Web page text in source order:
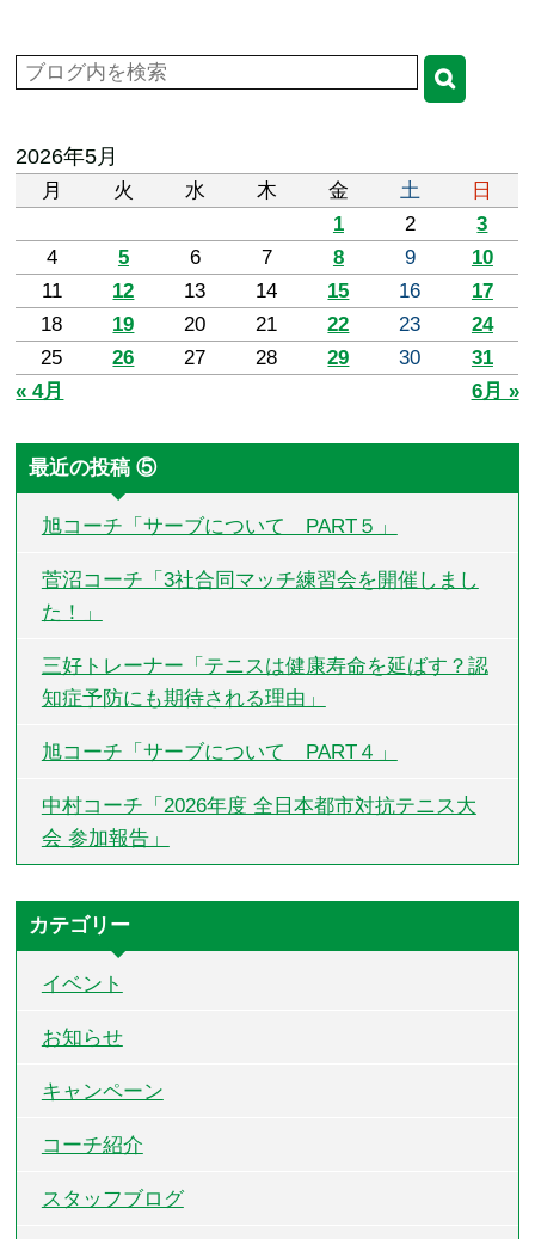
2026年5月
月 火 水 木 金 土
日
1
2
3
4
5 6 7 8 9
10
11
12 13 14 15 16
17
18
19 20 21 22 23
24
25
26 27 28 29 30
31
« 4月
6月 »
最近の投稿 ⑤
旭コーチ「サーブについて PART５」
菅沼コーチ「3社合同マッチ練習会を開催しまし
た！」
三好トレーナー「テニスは健康寿命を延ばす？認
知症予防にも期待される理由」
旭コーチ「サーブについて PART４」
中村コーチ「2026年度 全日本都市対抗テニス大
会 参加報告」
カテゴリー
イベント
お知らせ
キャンペーン
コーチ紹介
スタッフブログ